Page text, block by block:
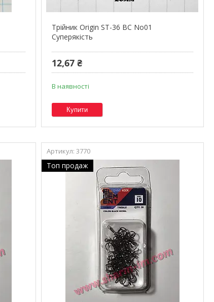
Трійник Origin ST-36 BC No01
Суперякість
12,67 ₴
В наявності
Купити
3770
Топ продаж